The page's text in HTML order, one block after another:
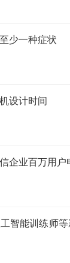
少一种症状
设计时间
企业百万用户
智能训练师